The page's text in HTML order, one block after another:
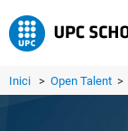
Inici > Open Talent >